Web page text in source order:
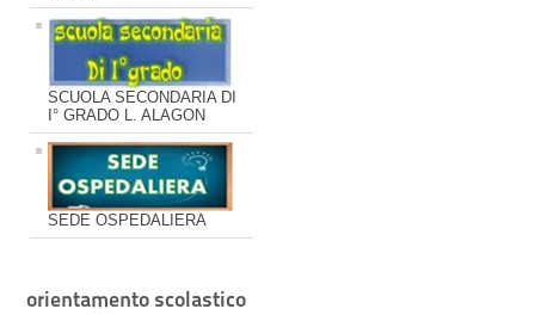
SCUOLA SECONDARIA DI
I° GRADO L. ALAGON
SEDE OSPEDALIERA
orientamento scolastico